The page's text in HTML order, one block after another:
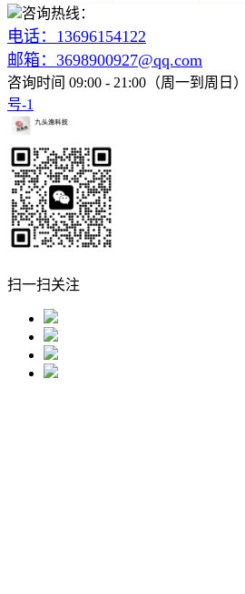
咨询热线：
电话：13696154122
邮箱：3698900927@qq.com
咨询时间 09:00 - 21:00（周一到周日）
号-1
扫一扫关注